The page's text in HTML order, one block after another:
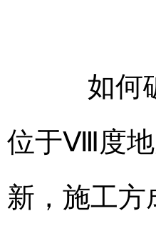
如何破
位于Ⅷ度地
新，施工